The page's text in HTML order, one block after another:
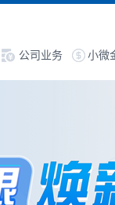
公司业务 小微